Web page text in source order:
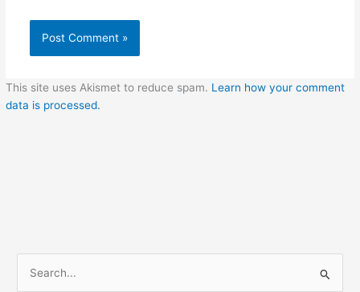
This site uses Akismet to reduce spam. Learn how your comment
data is processed.